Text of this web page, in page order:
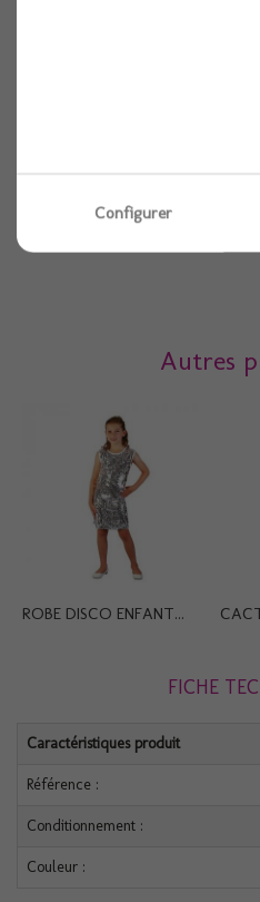
1
Autres
ROBE DISCO ENFANT...
FICHE
Caractéristiques produit
Référence :
Conditionnement :
Couleur :
Configurer